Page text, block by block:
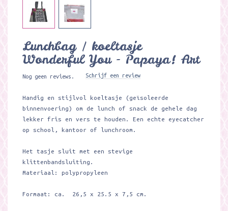
Lunchbag / koeltasje
Wonderful You - Papaya! Art
Nog geen reviews. Schrijf een review
Handig en stijlvol koeltasje (geïsoleerde
binnenvoering) om de lunch of snack de gehele dag
lekker fris en vers te houden. Een echte eyecatcher
op school, kantoor of lunchroom.
Het tasje sluit met een stevige
klittenbandsluiting.
Materiaal: polypropyleen
Formaat: ca. 26,5 x 25.5 x 7,5 cm.